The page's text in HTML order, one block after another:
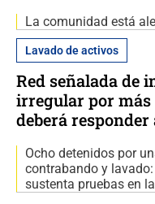
La comunidad está
Lavado de activos
Red señalada de
irregular por más
deberá
Ocho detenidos por
contrabando y
sustenta pruebas en